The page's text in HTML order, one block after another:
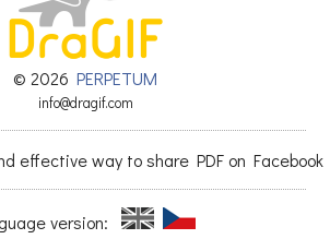
© 2026 PERPETUM
info@dragif.com
effective way to share PDF on Facebook
version: